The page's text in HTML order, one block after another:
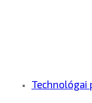
Technológai